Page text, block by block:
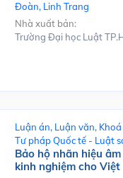
Đoàn, Linh Trang
Nhà xuất bản:
Trường Đại học Luật
Luận án, Luận văn,
Tư pháp Quốc tế - Luật
Bảo hộ nhãn hiệu
kinh nghiệm cho Việt